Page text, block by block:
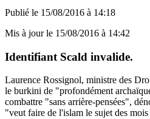
Publié le 15/08/2016 à 14:18
Mis à jour le 15/08/2016 à 14:42
Identifiant Scald invalide.
Laurence Rossignol, ministre des
le burkini de "profondément
combattre "sans arrière-pensées",
"veut faire de l'islam le sujet des